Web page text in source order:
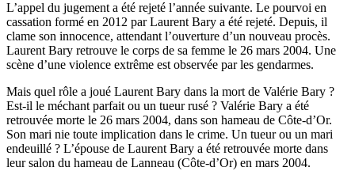
L’appel du jugement a été rejeté l’année suivante. Le pourvoi en
cassation formé en 2012 par Laurent Bary a été rejeté. Depuis, il
clame son innocence, attendant l’ouverture d’un nouveau procès.
Laurent Bary retrouve le corps de sa femme le 26 mars 2004. Une
scène d’une violence extrême est observée par les gendarmes.
Mais quel rôle a joué Laurent Bary dans la mort de Valérie Bary ?
Est-il le méchant parfait ou un tueur rusé ? Valérie Bary a été
retrouvée morte le 26 mars 2004, dans son hameau de Côte-d’Or.
Son mari nie toute implication dans le crime. Un tueur ou un mari
endeuillé ? L’épouse de Laurent Bary a été retrouvée morte dans
leur salon du hameau de Lanneau (Côte-d’Or) en mars 2004.